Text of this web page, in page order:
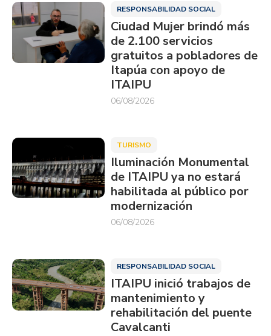
RESPONSABILIDAD SOCIAL
Ciudad Mujer brindó más
de 2.100 servicios
gratuitos a pobladores de
Itapúa con apoyo de
ITAIPU
06/08/2026
TURISMO
Iluminación Monumental
de ITAIPU ya no estará
habilitada al público por
modernización
06/08/2026
RESPONSABILIDAD SOCIAL
ITAIPU inició trabajos de
mantenimiento y
rehabilitación del puente
Cavalcanti